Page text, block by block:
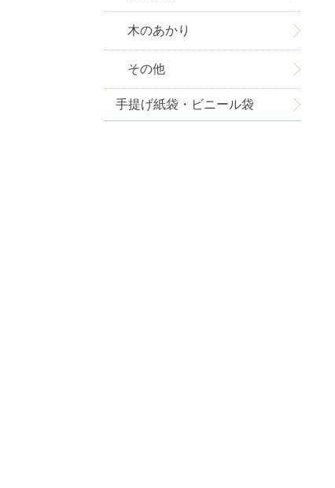
木のあかり
その他
手提げ紙袋・ビニール袋